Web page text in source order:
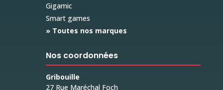
Gigamic
Smart games
» Toutes nos marques
Nos coordonnées
Gribouille
27 Rue Maréchal Foch